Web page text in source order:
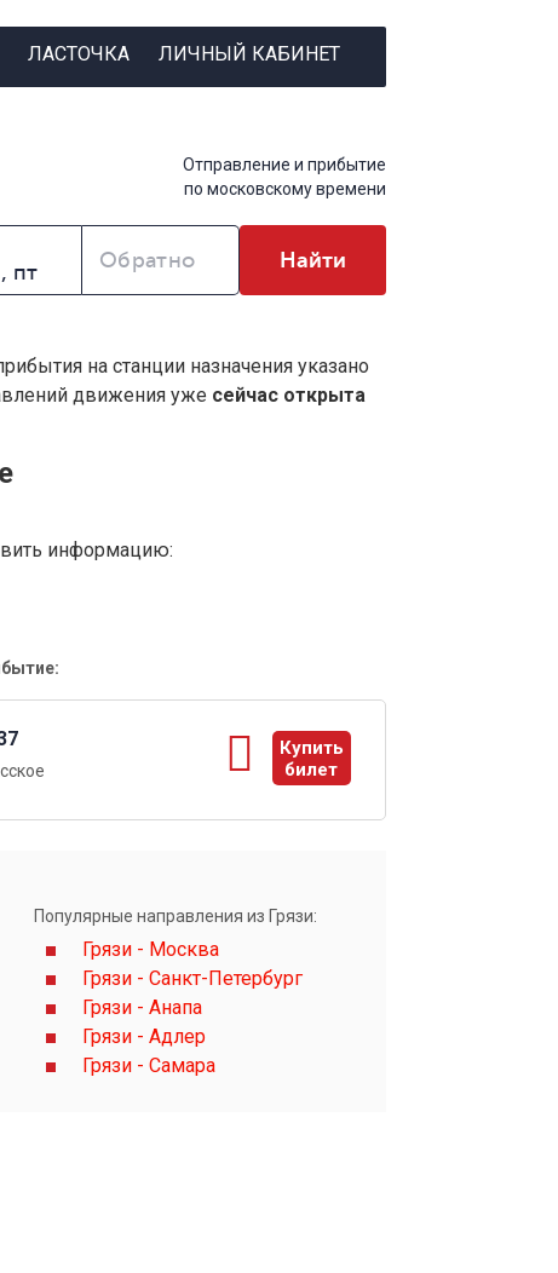
ЛАСТОЧКА ЛИЧНЫЙ КАБИНЕТ
Отправление и прибытие
по московскому времени
Обратно Найти
на станции назначения указано
движения уже сейчас открыта
информацию:
Купить
билет
ы
Популярные направления из Грязи:
Грязи - Москва
Грязи - Санкт-Петербург
Грязи - Анапа
Грязи - Адлер
Грязи - Самара